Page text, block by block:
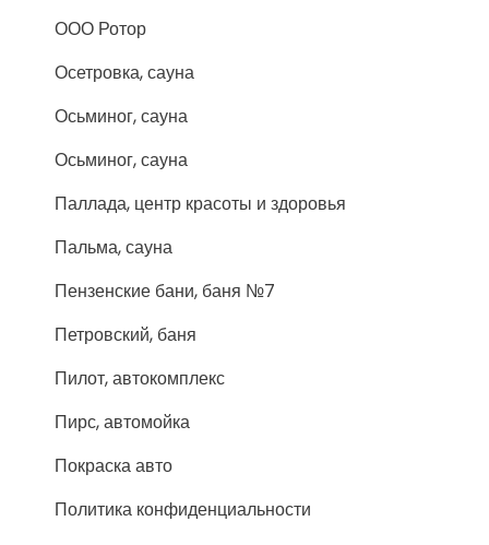
ООО Ротор
Осетровка, сауна
Осьминог, сауна
Осьминог, сауна
Паллада, центр красоты и здоровья
Пальма, сауна
Пензенские бани, баня №7
Петровский, баня
Пилот, автокомплекс
Пирс, автомойка
Покраска авто
Политика конфиденциальности